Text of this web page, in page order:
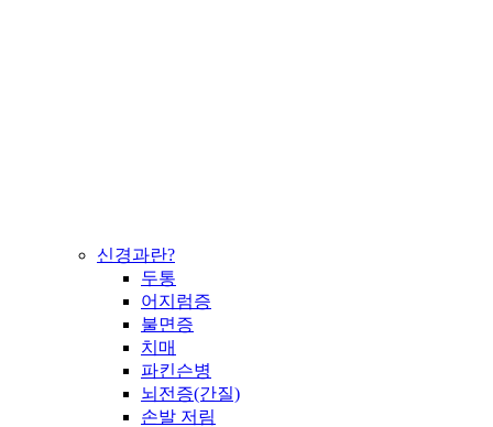
신경과란?
두통
어지럼증
불면증
치매
파킨슨병
뇌전증(간질)
손발 저림